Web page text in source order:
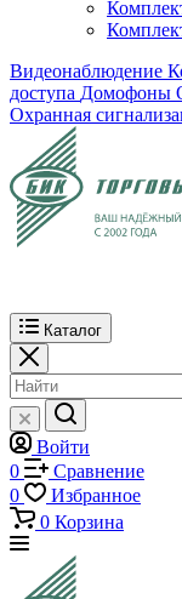
Видеонаблюдение
доступа Домофоны
Охранная
Каталог
Войти
0
Сравнение
0
Избранное
0 Корзина